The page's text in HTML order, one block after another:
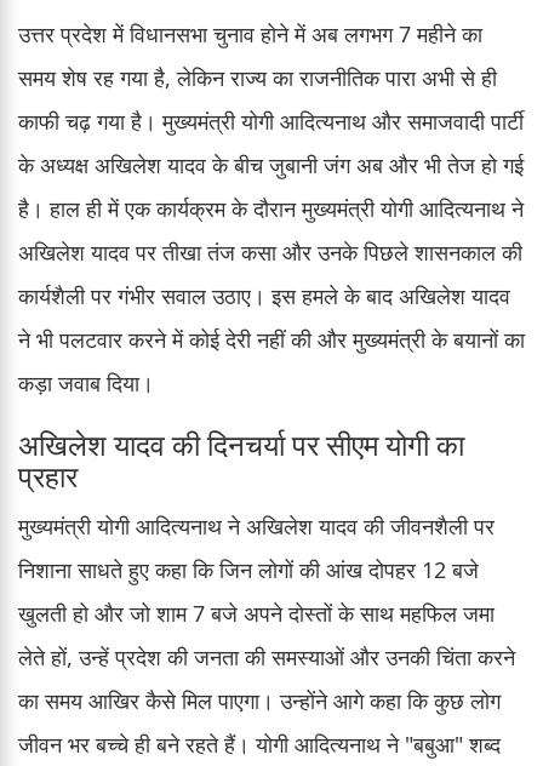
उत्तर प्रदेश में विधानसभा चुनाव होने में अब लगभग 7 महीने का
समय शेष रह गया है, लेकिन राज्य का राजनीतिक पारा अभी से ही
काफी चढ़ गया है। मुख्यमंत्री योगी आदित्यनाथ और समाजवादी पार्टी
के अध्यक्ष अखिलेश यादव के बीच जुबानी जंग अब और भी तेज हो गई
है। हाल ही में एक कार्यक्रम के दौरान मुख्यमंत्री योगी आदित्यनाथ ने
अखिलेश यादव पर तीखा तंज कसा और उनके पिछले शासनकाल की
कार्यशैली पर गंभीर सवाल उठाए। इस हमले के बाद अखिलेश यादव
ने भी पलटवार करने में कोई देरी नहीं की और मुख्यमंत्री के बयानों का
कड़ा जवाब दिया।
अखिलेश यादव की दिनचर्या पर सीएम योगी का
प्रहार
मुख्यमंत्री योगी आदित्यनाथ ने अखिलेश यादव की जीवनशैली पर
निशाना साधते हुए कहा कि जिन लोगों की आंख दोपहर 12 बजे
खुलती हो और जो शाम 7 बजे अपने दोस्तों के साथ महफिल जमा
लेते हों, उन्हें प्रदेश की जनता की समस्याओं और उनकी चिंता करने
का समय आखिर कैसे मिल पाएगा। उन्होंने आगे कहा कि कुछ लोग
जीवन भर बच्चे ही बने रहते हैं। योगी आदित्यनाथ ने "बबुआ" शब्द